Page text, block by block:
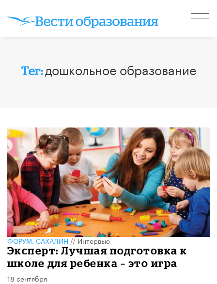
Тег:дошкольное образование
ФОРУМ. САХАЛИН//Интервью
Эксперт: Лучшая подготовка к
школе для ребенка – это игра
18 сентября